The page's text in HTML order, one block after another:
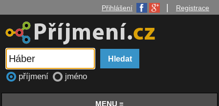
Přihlášení Registrace
příjmení jméno
MENU ≡